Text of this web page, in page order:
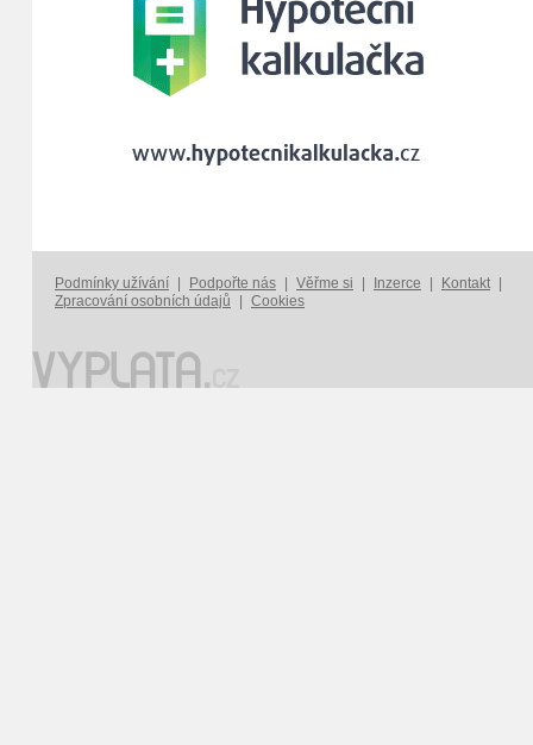
Podmínky užívání Podpořte nás Věřme si Inzerce Kontakt
Zpracování osobních údajů
Cookies